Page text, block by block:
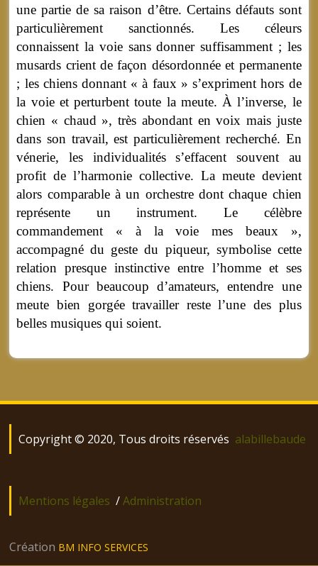
une partie de sa raison d’être. Certains défauts sont
particulièrement sanctionnés. Les céleurs
connaissent la voie sans donner suffisamment ; les
musards crient de façon désordonnée et permanente
; les chiens donnant « à faux » s’expriment hors de
la voie et perturbent toute la meute. À l’inverse, le
chien « chaud », très abondant en voix mais juste
dans son travail, est particulièrement recherché. En
vénerie, les individualités s’effacent souvent au
profit de l’harmonie collective. La meute devient
alors comparable à un orchestre dont chaque chien
représente un instrument. Le célèbre
commandement « à la voie mes beaux »,
accompagné du geste du piqueur, symbolise cette
relation presque instinctive entre l’homme et ses
chiens. Pour beaucoup d’amateurs, entendre une
meute bien gorgée travailler reste l’une des plus
belles musiques qui soient.
Copyright © 2020, Tous droits réservés alabillebaude
Mentions légales /Administration
Création BM INFO SERVICES